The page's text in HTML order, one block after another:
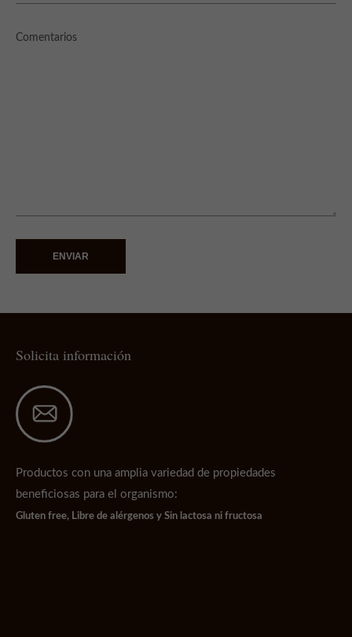
ENVIAR
Solicita información
Productos con una amplia variedad de propiedades
beneficiosas para el organismo:
Gluten free, Libre de alérgenos ySin lactosa ni fructosa